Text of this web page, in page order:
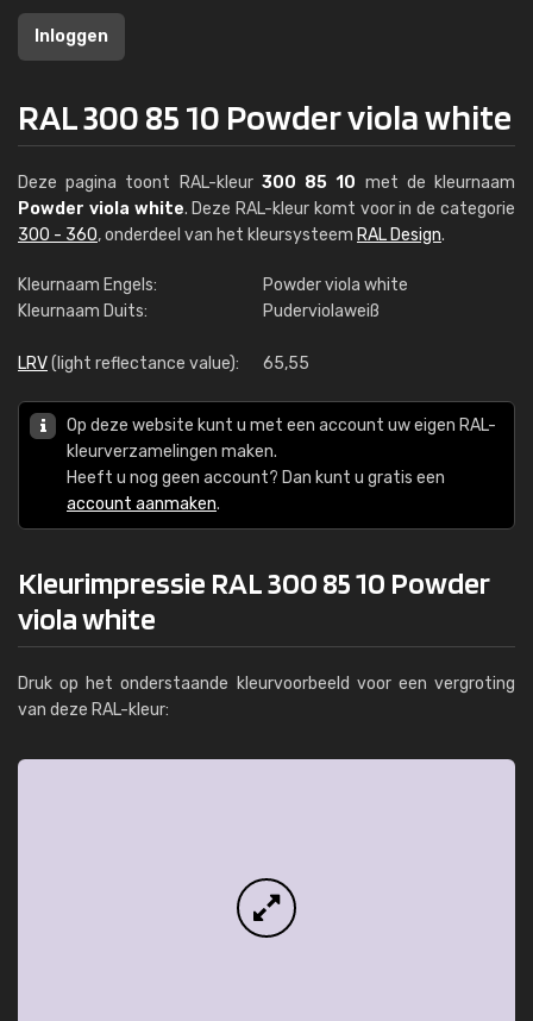
Inloggen
RAL 300 85 10 Powder viola white
Deze pagina toont RAL-kleur 300 85 10 met de kleurnaam
Powder viola white. Deze RAL-kleur komt voor in de categorie
300 - 360, onderdeel van het kleursysteem RAL Design.
Kleurnaam Engels:
Powder viola white
Kleurnaam Duits:
Puderviolaweiß
LRV(light reflectance value): 65,55
Op deze website kunt u met een account uw eigen RAL-
kleurverzamelingen maken.
Heeft u nog geen account? Dan kunt u gratis een
account aanmaken.
Kleurimpressie RAL 300 85 10 Powder
viola white
Druk op het onderstaande kleurvoorbeeld voor een vergroting
van deze RAL-kleur: